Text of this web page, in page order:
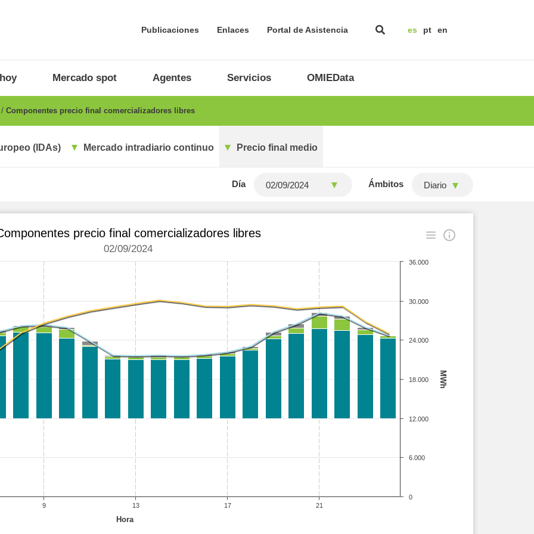
Publicaciones Enlaces Portal de Asistencia es pt en
Mercado spot Agentes Servicios OMIEData
Componentes precio final comercializadores libres
(IDAs) Mercado intradiario continuo Precio final medio
Día Ámbitos Diario
Hora
MWh
precio final comercializadores libres
02/09/2024
9 13 17 21
0
6.000
12.000
18.000
24.000
30.000
36.000